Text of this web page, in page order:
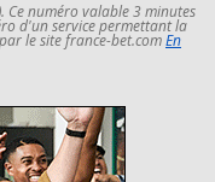
Ce numéro valable 3 minutes
d'un service permettant la
le site france-bet.comEn